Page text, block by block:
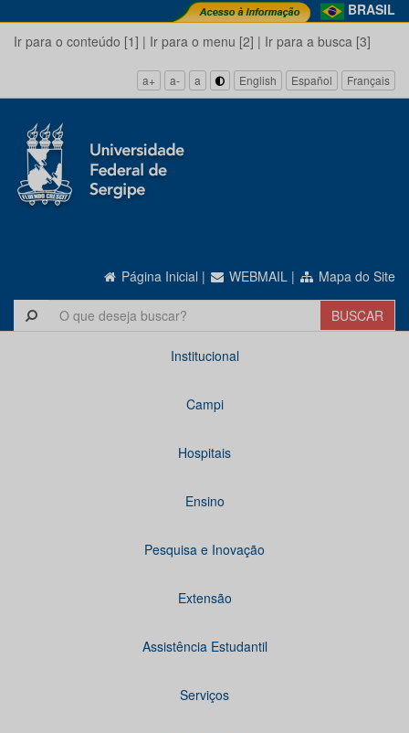
BRASIL
Ir para o conteúdo [1] | Ir para o menu [2] | Ir para a busca [3]
a+ a- a English Español Français
Página Inicial | WEBMAIL | Mapa do Site
Institucional
Campi
Hospitais
Ensino
Pesquisa e Inovação
Extensão
Assistência Estudantil
Serviços